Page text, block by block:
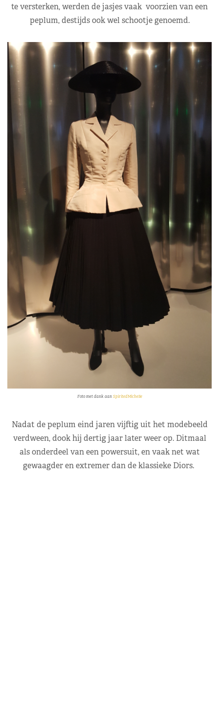
te versterken, werden de jasjes vaak voorzien van een
peplum, destijds ook wel schootje genoemd.
Foto met dank aan SpiritedMichelle
Nadat de peplum eind jaren vijftig uit het modebeeld
verdween, dook hij dertig jaar later weer op. Ditmaal
als onderdeel van een powersuit, en vaak net wat
gewaagder en extremer dan de klassieke Diors.